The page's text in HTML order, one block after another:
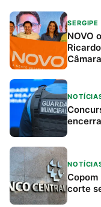
SERGIPE
NOVO
Copom
corte